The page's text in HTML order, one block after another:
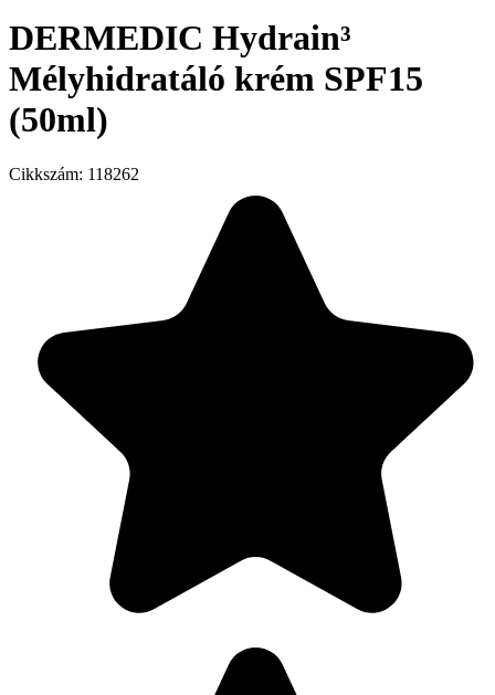
DERMEDIC Hydrain³
Mélyhidratáló krém SPF15
(50ml)
Cikkszám: 118262